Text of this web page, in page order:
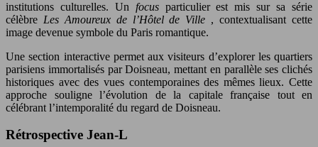
institutions culturelles. Un focus particulier est mis sur sa série
célèbre Les Amoureux de l’Hôtel de Ville , contextualisant cette
image devenue symbole du Paris romantique.
Une section interactive permet aux visiteurs d’explorer les quartiers
parisiens immortalisés par Doisneau, mettant en parallèle ses clichés
historiques avec des vues contemporaines des mêmes lieux. Cette
approche souligne l’évolution de la capitale française tout en
célébrant l’intemporalité du regard de Doisneau.
Rétrospective Jean-L